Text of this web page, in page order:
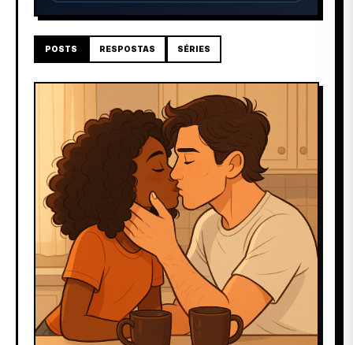
POSTS RESPOSTAS SÉRIES